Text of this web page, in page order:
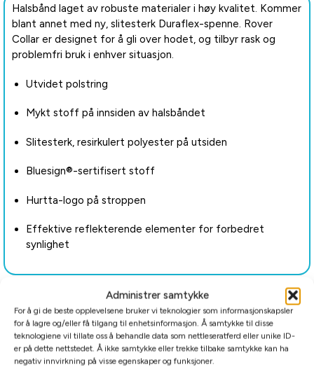
Administrer samtykke
For å gi de beste opplevelsene bruker vi teknologier som informasjonskapsler
for å lagre og/eller få tilgang til enhetsinformasjon. Å samtykke til disse
teknologiene vil tillate oss å behandle data som nettleseratferd eller unike ID-
er på dette nettstedet. Å ikke samtykke eller trekke tilbake samtykke kan ha
negativ innvirkning på visse egenskaper og funksjoner.
Halsbånd laget av robuste materialer i høy kvalitet. Kommer
blant annet med ny, slitesterk Duraflex-spenne. Rover
Collar er designet for å gli over hodet, og tilbyr rask og
problemfri bruk i enhver situasjon.
Utvidet polstring
Mykt stoff på innsiden av halsbåndet
Slitesterk, resirkulert polyester på utsiden
Bluesign®-sertifisert stoff
Hurtta-logo på stroppen
Effektive reflekterende elementer for forbedret
synlighet
Tilleggsinformasjon
Relaterte produkter